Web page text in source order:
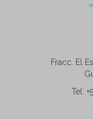
Fracc. El
Tel: